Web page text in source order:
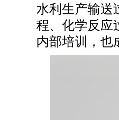
水利生产输送
程、化学反应
内部培训，也